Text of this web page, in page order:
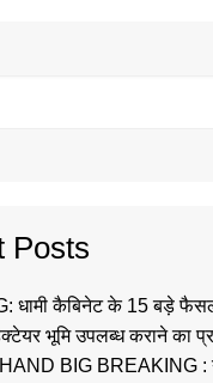
Posts
धामी कैबिनेट के 15 बड़े
भूमि उपलब्ध कराने का
BIG BREAKING :